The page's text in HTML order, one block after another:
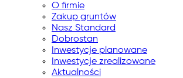
O firmie
Zakup gruntów
Nasz Standard
Dobrostan
Inwestycje planowane
Inwestycje zrealizowane
Aktualności